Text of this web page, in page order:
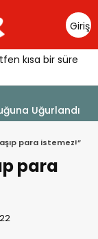
Giriş
Yap
kısa bir süre
Uğurlandı
para istemez!”
para